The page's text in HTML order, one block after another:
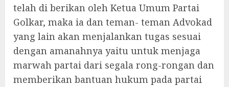
telah di berikan oleh Ketua Umum Partai
Golkar, maka ia dan teman- teman Advokad
yang lain akan menjalankan tugas sesuai
dengan amanahnya yaitu untuk menjaga
marwah partai dari segala rong-rongan dan
memberikan bantuan hukum pada partai